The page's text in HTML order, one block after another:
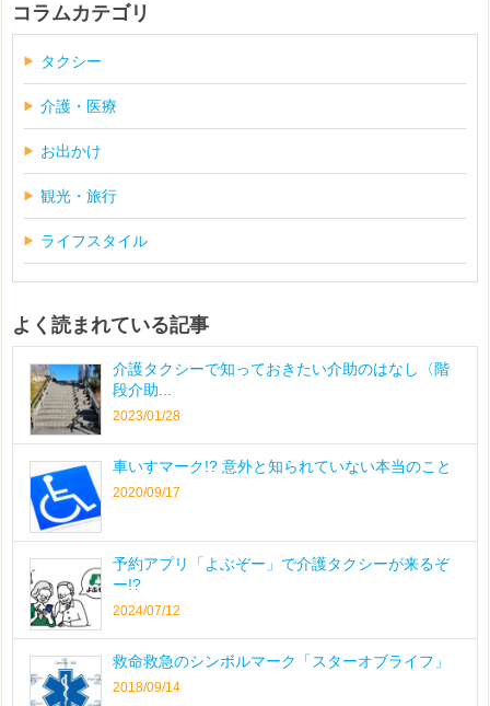
コラムカテゴリ
タクシー
介護・医療
お出かけ
観光・旅行
ライフスタイル
よく読まれている記事
介護タクシーで知っておきたい介助のはなし〈階
段介助...
2023/01/28
車いすマーク!? 意外と知られていない本当のこと
2020/09/17
予約アプリ「よぶぞー」で介護タクシーが来るぞ
ー!?
2024/07/12
救命救急のシンボルマーク「スターオブライフ」
2018/09/14